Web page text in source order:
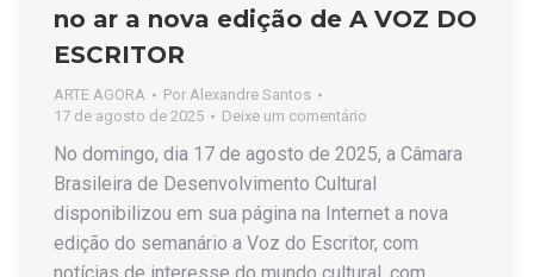
no ar a nova edição de A VOZ DO
ESCRITOR
ARTE AGORA Por Alexandre Santos
17 de agosto de 2025
Deixe um comentário
No domingo, dia 17 de agosto de 2025, a Câmara
Brasileira de Desenvolvimento Cultural
disponibilizou em sua página na Internet a nova
edição do semanário a Voz do Escritor, com